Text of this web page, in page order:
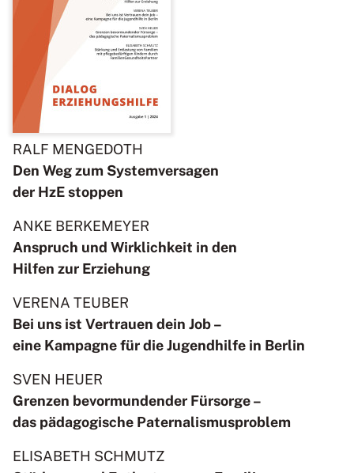
RALF MENGEDOTH
Den Weg zum Systemversagen
der HzE stoppen
ANKE BERKEMEYER
Anspruch und Wirklichkeit in den
Hilfen zur Erziehung
VERENA TEUBER
Bei uns ist Vertrauen dein Job –
eine Kampagne für die Jugendhilfe in Berlin
SVEN HEUER
Grenzen bevormundender Fürsorge –
das pädagogische Paternalismusproblem
ELISABETH SCHMUTZ